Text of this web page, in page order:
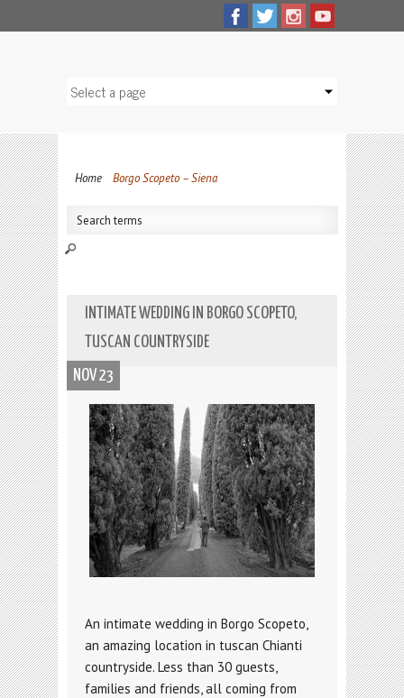
Home Borgo Scopeto – Siena
INTIMATE WEDDING IN BORGO SCOPETO,
TUSCAN COUNTRYSIDE
NOV 23
An intimate wedding in Borgo Scopeto,
an amazing location in tuscan Chianti
countryside. Less than 30 guests,
families and friends, all coming from